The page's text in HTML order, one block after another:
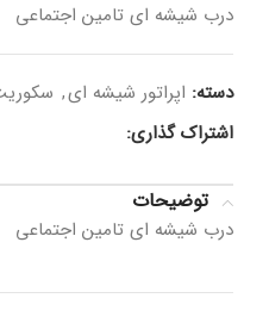
درب شیشه ای تامین اجتماعی
دسته: اپراتور شیشه ای,
اشتراک گذاری:
توضیحات
درب شیشه ای تامین اجتماعی